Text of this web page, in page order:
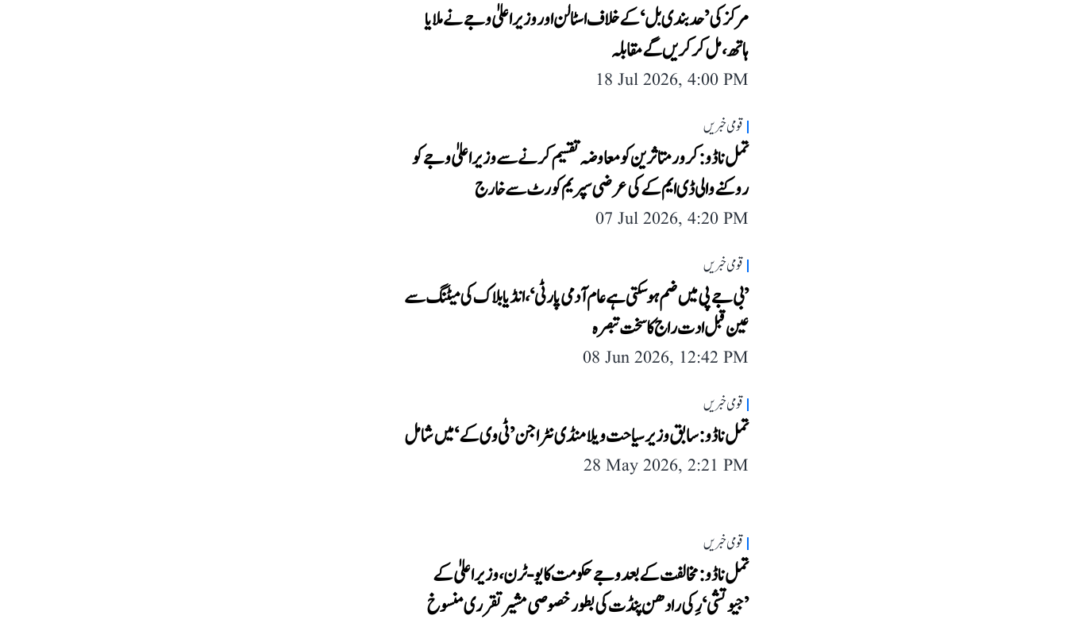
مرکز کی ’حدبندی بل‘ کے خلاف اسٹالن اور وزیر اعلیٰ وجے نے ملایا
ہاتھ، مل کر کریں گے مقابلہ
18 Jul 2026, 4:00 PM
قومی خبریں
تمل ناڈو: کرور متاثرین کو معاوضہ تقسیم کرنے سے وزیر اعلیٰ وجے کو
روکنے والی ڈی ایم کے کی عرضی سپریم کورٹ سے خارج
07 Jul 2026, 4:20 PM
قومی خبریں
’بی جے پی میں ضم ہو سکتی ہے عام آدمی پارٹی‘، انڈیا بلاک کی میٹنگ سے
عین قبل ادت راج کا سخت تبصرہ
08 Jun 2026, 12:42 PM
قومی خبریں
تمل ناڈو: سابق وزیر سیاحت ویلامنڈی نٹراجن ’ٹی وی کے‘ میں شامل
28 May 2026, 2:21 PM
قومی خبریں
تمل ناڈو: مخالفت کے بعد وجے حکومت کا یو-ٹرن، وزیر اعلیٰ کے
’جیوتشی‘ رِکی رادھن پنڈت کی بطور خصوصی مشیر تقرری منسوخ